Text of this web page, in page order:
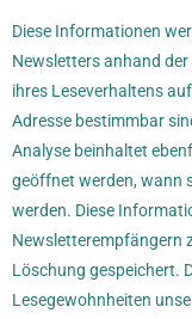
Diese Informationen
Newsletters anhand
ihres Leseverhaltens
Adresse bestimmbar
Analyse beinhaltet
geöffnet werden, wann
werden. Diese
Newsletterempfängern
Löschung gespeichert.
Lesegewohnheiten